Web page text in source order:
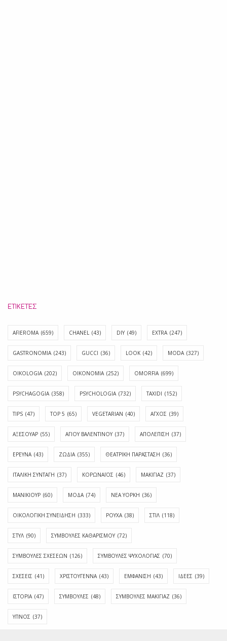
ΕΤΙΚΈΤΕΣ
AFIEROMA (659) CHANEL (43) DIY (49) EXTRA (247)
GASTRONOMIA (243) GUCCI (36) LOOK (42) MODA (327)
OIKOLOGIA (202) OIKONOMIA (252) OMORFIA (699)
PSYCHAGOGIA (358) PSYCHOLOGIA (732) TAXIDI (152)
TIPS (47) TOP 5 (65) VEGETARIAN (40) ΑΓΧΟΣ (39)
ΑΞΕΣΟΥΑΡ (55) ΑΓΊΟΥ ΒΑΛΕΝΤΊΝΟΥ (37) ΑΠΟΛΈΠΙΣΗ (37)
ΕΡΕΥΝΑ (43) ΖΩΔΙΑ (355) ΘΕΑΤΡΙΚΗ ΠΑΡΑΣΤΑΣΗ (36)
ΙΤΑΛΙΚΗ ΣΥΝΤΑΓΗ (37) ΚΟΡΩΝΑΪΟΣ (46) ΜΑΚΙΓΙΑΖ (37)
ΜΑΝΙΚΙΟΥΡ (60) ΜΟΔΑ (74) ΝΕΑ ΥΟΡΚΗ (36)
ΟΙΚΟΛΟΓΙΚΗ ΣΥΝΕΙΔΗΣΗ (333) ΡΟΥΧΑ (38) ΣΤΙΛ (118)
ΣΤΥΛ (90) ΣΥΜΒΟΥΛΕΣ ΚΑΘΑΡΙΣΜΟΥ (72)
ΣΥΜΒΟΥΛΕΣ ΣΧΕΣΕΩΝ (126) ΣΥΜΒΟΥΛΕΣ ΨΥΧΟΛΟΓΙΑΣ (70)
ΣΧΕΣΕΙΣ (41) ΧΡΙΣΤΟΥΓΕΝΝΑ (43) ΕΜΦΆΝΙΣΗ (43) ΙΔΈΕΣ (39)
ΙΣΤΟΡΊΑ (47) ΣΥΜΒΟΥΛΈΣ (48) ΣΥΜΒΟΥΛΈΣ ΜΑΚΙΓΙΆΖ (36)
ΎΠΝΟΣ (37)